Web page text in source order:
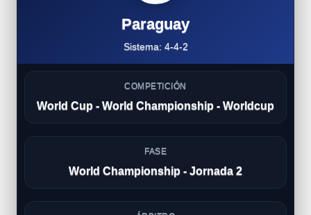
Paraguay
Sistema: 4-4-2
COMPETICIÓN
World Cup - World Championship - Worldcup
FASE
World Championship - Jornada 2